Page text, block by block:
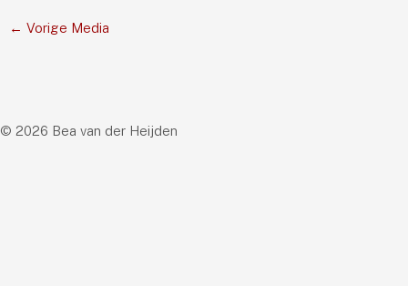
← Vorige Media
© 2026 Bea van der Heijden